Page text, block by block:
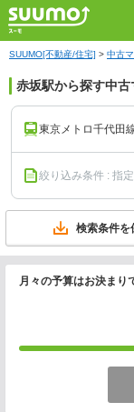
SUUMO[不動産/住宅] > 中古
赤坂駅から探す中
東京メトロ千代田
絞り込み条件 : 指
検索条件を
月々の予算はお決まり